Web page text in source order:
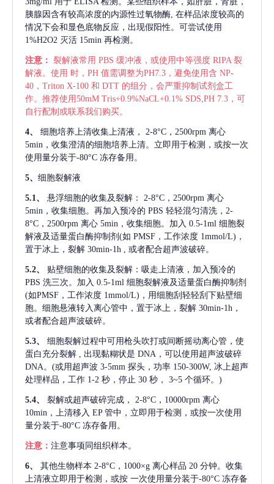
胰腺因含有较高浓度的内源性过氧物酶, 在样品浓度较高的
情况下会和显色底物反应，出现假阳性。可尝试使用
1%H2O2 灭活 15min 再检测。
注意： 裂解液常用 PBS 缓冲液，或使用中等强度 RIPA 裂
解液。使用 时，PH 值需调整为PH7.3，避免使用含 NP-
40，Triton X-100 和 DTT 的组分，会严重抑制试剂盒工
作。推荐使用50mM Tris+0.9%NaCL+0.1% SDS,PH 7.3，可
自行配制或联系我们购买。
4、 细胞培养上清收集上清液，
2-8°C，2500rpm 离心
5min，收集澄清的细胞培养上清。立即用于检测，或按一次
使用量分装于-80°C 冻存备用。
5、 细胞裂解液
5.1、 悬浮细胞的收集及裂解：
2-8°C，2500rpm 离心
5min，收集细胞。再加入预冷的 PBS 轻轻混匀清洗，2-
8°C，2500rpm 离心 5min，收集细胞。加入 0.5-1ml 细胞裂
解液及适量蛋白酶抑制剂(如 PMSF，工作浓度 1mmol/L)，
置于冰上，裂解 30min-1h , 或者配合超声波破碎。
5.2、
贴壁细胞的收集及裂解：吸走上清液，加入预冷的
PBS 洗三次。加入 0.5-1ml 细胞裂解液及适量蛋白酶抑制剂
(如PMSF，工作浓度 1mmol/L)，用细胞刮轻轻刮下贴壁细
胞。细胞悬液转入离心管中，置于冰上，裂解 30min-1h，
或者配合超声波破碎。
5.3、
细胞裂解过程中可用枪头吹打或间断摇动离心管，使
蛋白充分裂解
, 出现黏糊状是 DNA，可以使用超声波破碎
DNA。(或用超声波 3-5mm 探头，功率 150-300W, 冰上超声
处理样品，工作 1-2 秒，停止 30 秒， 3~5 个循环。)
5.4、 裂解或超声破碎完成，
2-8°C，10000rpm 离心
10min，上清移入 EP 管中，立即用于检测，或按一次使用
量分装于-80°C 冻存备用。
注意： 注意事项同组织样本。
6、 其他生物样本 2-8°C，1000×g 离心样品 20 分钟。收集
上清液立即用于检测，或按 一次使用量分装于-80°C 冻存备